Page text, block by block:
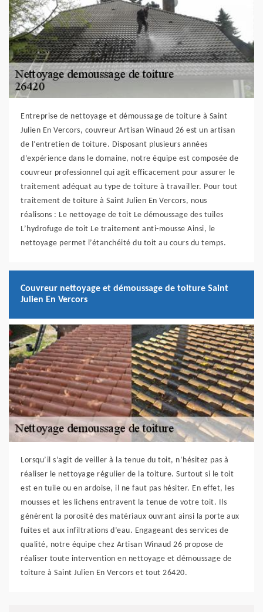
Entreprise de nettoyage et démoussage de toiture à Saint
Julien En Vercors, couvreur Artisan Winaud 26 est un artisan
de l’entretien de toiture. Disposant plusieurs années
d’expérience dans le domaine, notre équipe est composée de
couvreur professionnel qui agit efficacement pour assurer le
traitement adéquat au type de toiture à travailler. Pour tout
traitement de toiture à Saint Julien En Vercors, nous
réalisons : Le nettoyage de toit Le démoussage des tuiles
L’hydrofuge de toit Le traitement anti-mousse Ainsi, le
nettoyage permet l’étanchéité du toit au cours du temps.
Couvreur nettoyage et démoussage de toiture Saint
Julien En Vercors
Lorsqu’il s’agit de veiller à la tenue du toit, n’hésitez pas à
réaliser le nettoyage régulier de la toiture. Surtout si le toit
est en tuile ou en ardoise, il ne faut pas hésiter. En effet, les
mousses et les lichens entravent la tenue de votre toit. Ils
génèrent la porosité des matériaux ouvrant ainsi la porte aux
fuites et aux infiltrations d’eau. Engageant des services de
qualité, notre équipe chez Artisan Winaud 26 propose de
réaliser toute intervention en nettoyage et démoussage de
toiture à Saint Julien En Vercors et tout 26420.